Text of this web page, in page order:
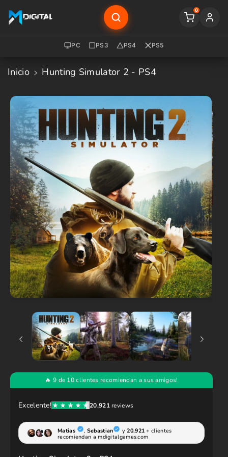
Contenido
0
PC PS3 PS4 PS5
Inicio Hunting Simulator 2 - PS4
Saltar A
Informació
N Del
Producto